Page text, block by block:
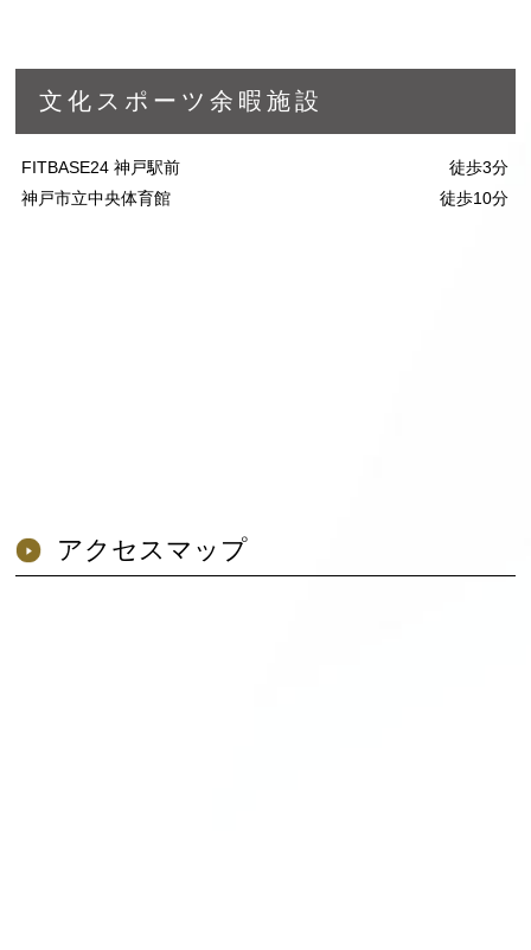
文化スポーツ余暇施設
FITBASE24 神戸駅前
徒歩3分
神戸市立中央体育館
徒歩10分
アクセスマップ